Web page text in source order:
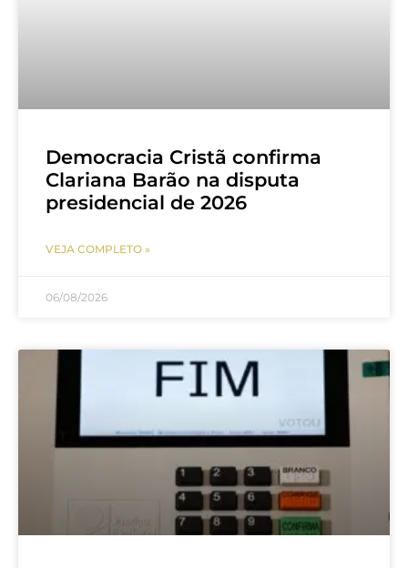
Democracia Cristã confirma
Clariana Barão na disputa
presidencial de 2026
VEJA COMPLETO »
06/08/2026